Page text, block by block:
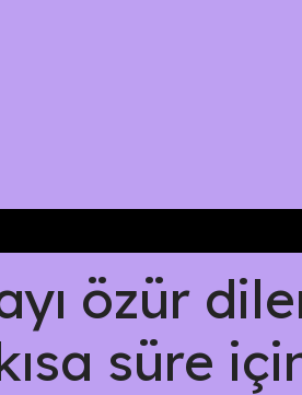
özür
süre